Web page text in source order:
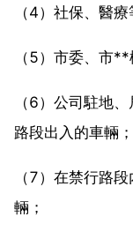
（4）社保、醫
（5）市委、市
（6）公司駐地
路段出入的車輛；
（7）在禁行路
輛；